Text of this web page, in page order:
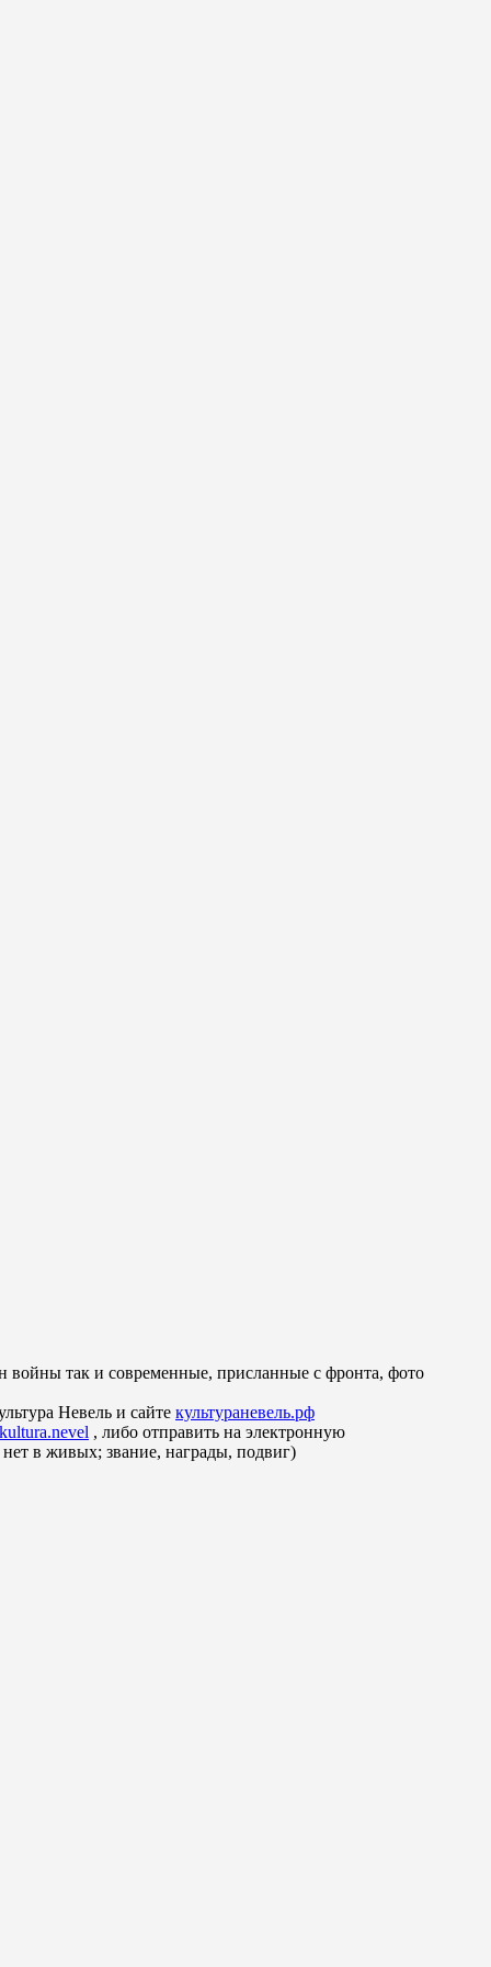
так и современные, присланные с фронта, фото
Невель и сайте культураневель.рф
, либо отправить на электронную
в живых; звание, награды, подвиг)